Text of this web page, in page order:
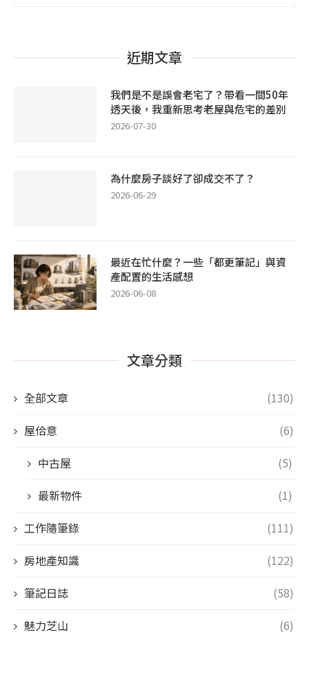
近期文章
我們是不是誤會老宅了？帶看一間50年
透天後，我重新思考老屋與危宅的差別
2026-07-30
為什麼房子談好了卻成交不了？
2026-06-29
最近在忙什麼？一些「都更筆記」與資
產配置的生活感想
2026-06-08
文章分類
全部文章
(130)
屋佮意
(6)
中古屋
(5)
最新物件
(1)
工作隨筆錄
(111)
房地產知識
(122)
筆記日誌
(58)
魅力芝山
(6)